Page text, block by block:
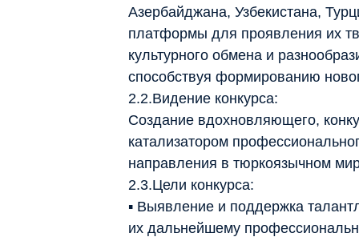
Азербайджана, Узбекистана,
платформы для проявления их
культурного обмена и
способствуя формированию
2.2.Видение конкурса:
Создание вдохновляющего,
катализатором
направления в тюркоязычном
2.3.Цели конкурса:
▪ Выявление и поддержка
их дальнейшему